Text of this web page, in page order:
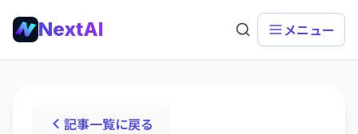
NextAI メニュー
記事一覧に戻る